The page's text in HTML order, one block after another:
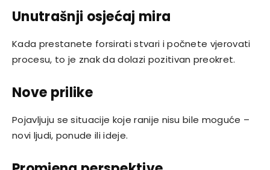
Unutrašnji osjećaj mira
Kada prestanete forsirati stvari i počnete vjerovati
procesu, to je znak da dolazi pozitivan preokret.
Nove prilike
Pojavljuju se situacije koje ranije nisu bile moguće –
novi ljudi, ponude ili ideje.